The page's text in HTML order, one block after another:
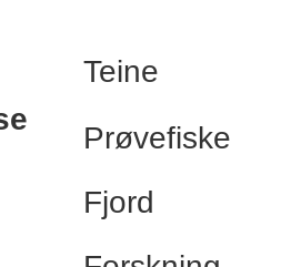
Teine
Prøvefiske
Fjord